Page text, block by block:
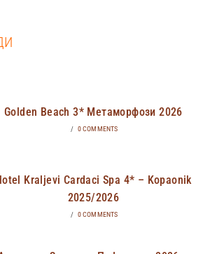
Golden Beach 3* Метаморфози 2026
/ 0 COMMENTS
Kraljevi Cardaci Spa 4* – Kopaonik
2025/2026
/ 0 COMMENTS